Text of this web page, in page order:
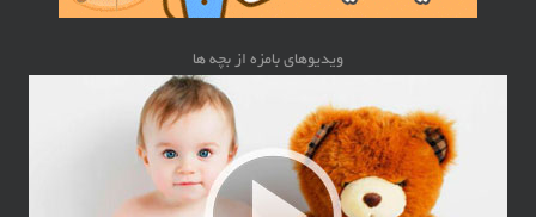
ویدیوهای بامزه از بچه ها